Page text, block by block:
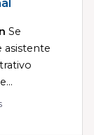
Se
asistente